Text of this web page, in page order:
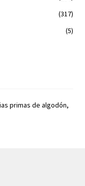
(317)
(5)
primas de algodón,